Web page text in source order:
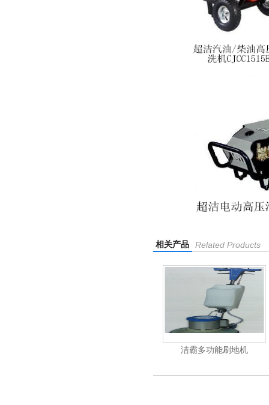
相关产品 Related Products
洁霸多功能刷地机